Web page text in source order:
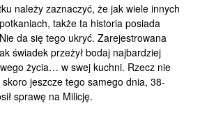
należy zaznaczyć, że jak wiele innych
także ta historia posiada
da się tego ukryć. Zarejestrowana
świadek przeżył bodaj najbardziej
życia… w swej kuchni. Rzecz nie
jeszcze tego samego dnia, 38-
sprawę na Milicję.